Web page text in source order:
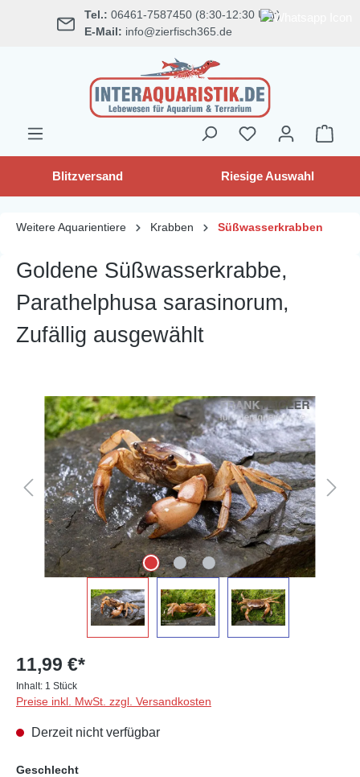
springen Tel.: 06461-7587450 (8:30-12:30 Uhr)
E-Mail: info@zierfisch365.de
Blitzversand Riesige Auswahl
Weitere Aquarientiere Krabben Süßwasserkrabben
Goldene Süßwasserkrabbe,
Parathelphusa sarasinorum,
Zufällig ausgewählt
Bildergalerie überspringen
11,99 €*
Inhalt: 1 Stück
Preise inkl. MwSt. zzgl. Versandkosten
Derzeit nicht verfügbar
Geschlechtauswählen